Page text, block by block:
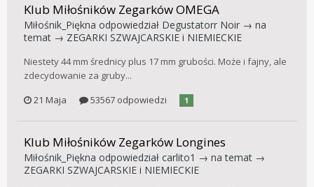
Klub Miłośników Zegarków OMEGA
Miłośnik_Piękna odpowiedział Degustatorr Noir → na
temat → ZEGARKI SZWAJCARSKIE i NIEMIECKIE
Niestety 44 mm średnicy plus 17 mm grubości. Może i fajny, ale
zdecydowanie za gruby...
21 Maja
53567 odpowiedzi 1
Klub Miłośników Zegarków Longines
Miłośnik_Piękna odpowiedział carlito1 → na temat →
ZEGARKI SZWAJCARSKIE i NIEMIECKIE